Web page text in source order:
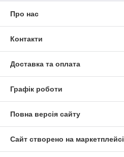
Про нас
Контакти
Доставка та оплата
Графік роботи
Повна версія сайту
Сайт створено на маркетплейсі